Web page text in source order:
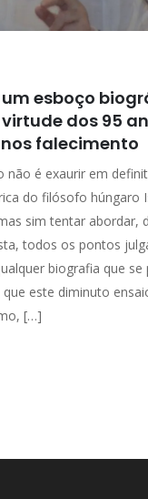
esboço
dos 95
falecimento
não é exaurir em
do filósofo húngaro
sim tentar abordar,
todos os pontos
biografia que se
este diminuto
[…]